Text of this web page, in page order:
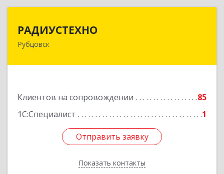
РАДИУСТЕХНО
Рубцовск
Клиентов на сопровождении
85
1С:Специалист
1
Отправить заявку
Показать контакты
658225, Алтайский край, Рубцовск г, Ленина пр-
Отправить заявку
Назад